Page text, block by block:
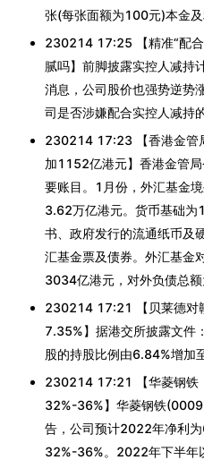
张(每张面额为100元)本金及
230214 17:25 【精准“配
腻吗】前脚披露实控人减持
消息，公司股价也强势逆势
司是否涉嫌配合实控人减持
230214 17:23 【香港金管
加1152亿港元】香港金管
要账目。1月份，外汇基金
3.62万亿港元。货币基础为
书、政府发行的流通纸币及
汇基金票及债券。外汇基金
3034亿港元，对外负债总额
230214 17:21 【贝莱德对
7.35%】据港交所披露文件
股的持股比例由6.84%增加
230214 17:21 【华菱钢铁
32%-36%】华菱钢铁
告，公司预计2022年净利
32%-36%。2022年下半年